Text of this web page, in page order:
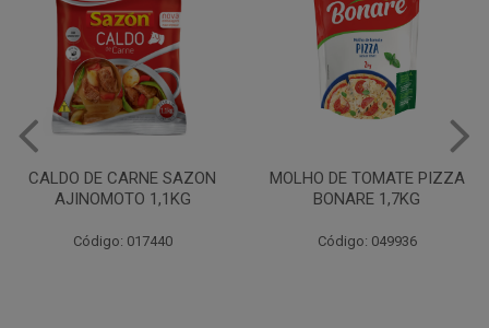
MOLHO DE TOMATE PIZZA
BONARE 1,7KG
Código: 049936
MARGARINA USO
PROFISSIONAL 80% CUKIN
Código: 062469